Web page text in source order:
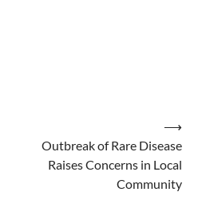
Outbreak of Rare Disease
Raises Concerns in Local
Community
⟶